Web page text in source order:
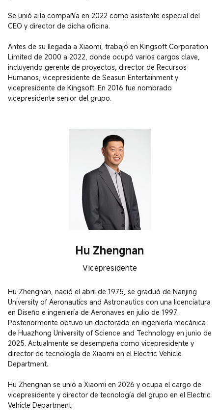
Se unió a la compañía en 2022 como asistente especial del
CEO y director de dicha oficina.
Antes de su llegada a Xiaomi, trabajó en Kingsoft Corporation
Limited de 2000 a 2022, donde ocupó varios cargos clave,
incluyendo gerente de proyectos, director de Recursos
Humanos, vicepresidente de Seasun Entertainment y
vicepresidente de Kingsoft. En 2016 fue nombrado
vicepresidente senior del grupo.
Hu Zhengnan
Vicepresidente
Hu Zhengnan, nació el abril de 1975, se graduó de Nanjing
University of Aeronautics and Astronautics con una licenciatura
en Diseño e ingeniería de Aeronaves en julio de 1997.
Posteriormente obtuvo un doctorado en ingeniería mecánica
de Huazhong University of Science and Technology en junio de
2025. Actualmente se desempeña como vicepresidente y
director de tecnología de Xiaomi en el Electric Vehicle
Department.
Hu Zhengnan se unió a Xiaomi en 2026 y ocupa el cargo de
vicepresidente y director de tecnología del grupo en el Electric
Vehicle Department.